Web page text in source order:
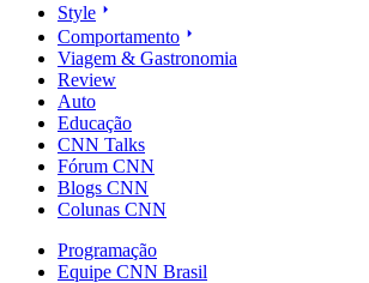
Style
Comportamento
Viagem & Gastronomia
Review
Auto
Educação
CNN Talks
Fórum CNN
Blogs CNN
Colunas CNN
Programação
Equipe CNN Brasil